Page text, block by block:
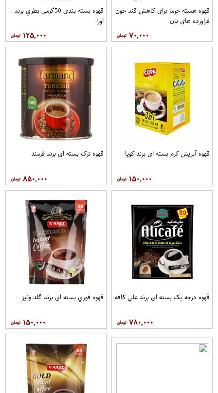
قهوه هسته خرما برای کاهش قند خون
فراورده های بان
۷۰,۰۰۰
قهوه بسته بندی 50گرمی بطري برند
اورا
۱۲۵,۰۰۰
قهوه آيريش کرم بسته ای برند کوپا
۱۵۰,۰۰۰
قهوه ترک بسته ای برند فرمند
۸۵۰,۰۰۰
قهوه درجه یک بسته ای برند علي کافه
۷۸۰,۰۰۰
قهوه فوري بسته ای برند گلد ونيز
۱۵۰,۰۰۰